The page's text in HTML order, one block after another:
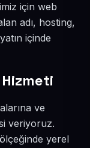
için web
adı, hosting,
içinde
ve
veriyoruz.
yerel